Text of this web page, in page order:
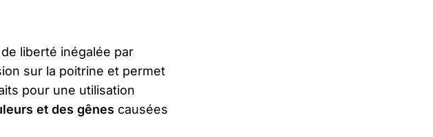
liberté inégalée par
sur la poitrine et permet
pour une utilisation
et des gênes causées